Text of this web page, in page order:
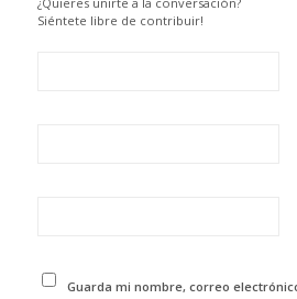
Siéntete libre de contribuir!
Guarda mi nombre, correo